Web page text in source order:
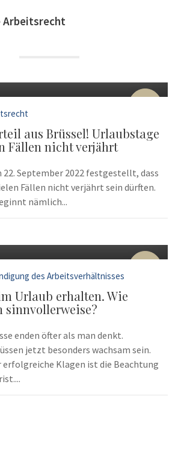
Arbeitsrecht
22
aus Brüssel! Urlaubstage
Fällen nicht verjährt
22. September 2022 festgestellt, dass
Fällen nicht verjährt sein dürften.
nämlich...
10
des Arbeitsverhältnisses
Urlaub erhalten. Wie
sinnvollerweise?
enden öfter als man denkt.
jetzt besonders wachsam sein.
erfolgreiche Klagen ist die Beachtung